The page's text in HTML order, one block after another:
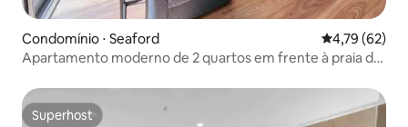
Condomínio ⋅ Seaford 4,79 de uma
4,79 (62)
Apartamento moderno de 2 quartos em frente à praia de
Superhost
Superhost